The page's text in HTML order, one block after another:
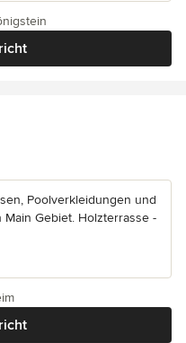
5 Sternen
Poolverkleidungen und
Gebiet. Holzterrasse -